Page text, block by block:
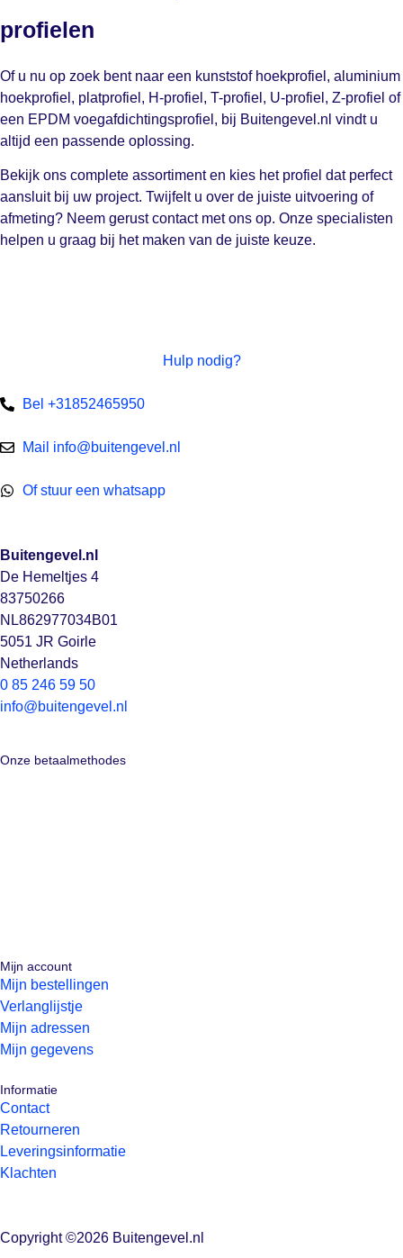
profielen
Of u nu op zoek bent naar een kunststof hoekprofiel, aluminium
hoekprofiel, platprofiel, H-profiel, T-profiel, U-profiel, Z-profiel of
een EPDM voegafdichtingsprofiel, bij Buitengevel.nl vindt u
altijd een passende oplossing.
Bekijk ons complete assortiment en kies het profiel dat perfect
aansluit bij uw project. Twijfelt u over de juiste uitvoering of
afmeting? Neem gerust contact met ons op. Onze specialisten
helpen u graag bij het maken van de juiste keuze.
Hulp nodig?
Bel +31852465950
Mail info@buitengevel.nl
Of stuur een whatsapp
Buitengevel.nl
De Hemeltjes 4
83750266
NL862977034B01
5051 JR Goirle
Netherlands
0 85 246 59 50
info@buitengevel.nl
Onze betaalmethodes
Mijn account
Mijn bestellingen
Verlanglijstje
Mijn adressen
Mijn gegevens
Informatie
Contact
Retourneren
Leveringsinformatie
Klachten
Copyright ©2026 Buitengevel.nl